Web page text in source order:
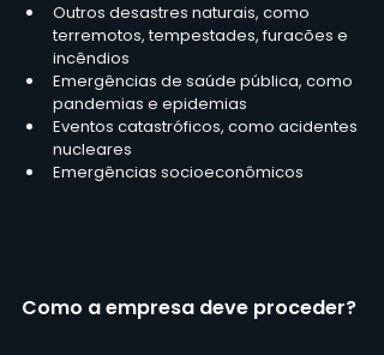
Outros desastres naturais, como
terremotos, tempestades, furacões e
incêndios
Emergências de saúde pública, como
pandemias e epidemias
Eventos catastróficos, como acidentes
nucleares
Emergências socioeconômicos
Como a empresa deve proceder?